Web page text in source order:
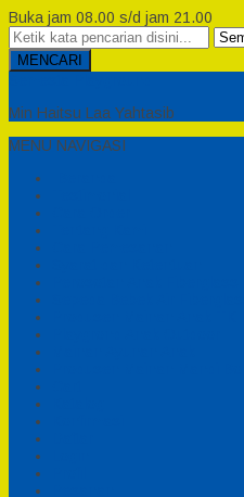
Buka jam 08.00 s/d jam 21.00
MENCARI
Min Haitsu Laa Yahtasib
MENU NAVIGASI